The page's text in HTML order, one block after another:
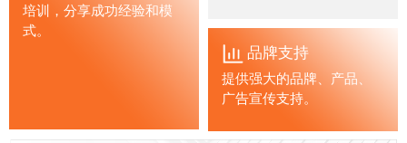
培训，分享成功经验和模
式。
品牌支持
提供强大的品牌、产品、
广告宣传支持。